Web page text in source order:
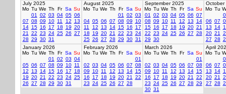
July 2025
Mo Tu We Th Fr Sa Su
01
02 03 04 05 06
07 08 09 10 11 12
13
14 15 16 17 18 19 20
21
22 23 24 25 26 27
28 29 30 31
August 2025
Mo Tu We Th Fr Sa Su
01
02 03
04 05 06 07 08 09
10
11
12 13 14 15 16
17
18
19 20 21 22 23 24
25 26 27 28 29 30 31
September 2025
Mo Tu We Th Fr Sa Su
01
02 03 04 05 06 07
08 09 10 11 12 13
14
15 16 17 18 19 20 21
22 23 24 25 26 27 28
29 30
October
Mo Tu
06 07
13
14
20 21
27 28
January 2026
Mo Tu We Th Fr Sa Su
01
02 03 04
05 06 07 08 09 10 11
12
13 14 15 16 17
18
19 20 21 22 23 24 25
26 27 28 29 30 31
February 2026
Mo Tu We Th Fr Sa Su
01
02 03 04 05 06 07 08
09
10 11 12 13 14 15
16
17 18 19 20 21
22
23 24 25 26 27 28
March 2026
Mo Tu We Th Fr Sa Su
01
02 03 04 05 06 07 08
09
10 11 12 13 14 15
16
17 18 19 20 21
22
23 24 25 26 27 28 29
30 31
April
Mo Tu
06 07
13
14
20 21
27 28